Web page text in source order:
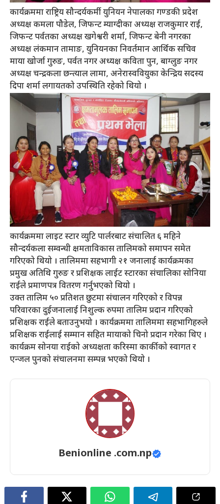
कार्यक्रममा राष्ट्रिय सौन्दर्यकर्मी युनियन नेपालका गण्डकी प्रदेश
अध्यक्ष कमला पौडेल, जिफन्ट म्याग्दीका अध्यक्ष राजकुमार राई,
जिफन्ट पर्वतका अध्यक्ष खगेश्वरी शर्मा, जिफन्ट बेनी नगरका
अध्यक्ष लंकमान तामाङ, युनियनका निवर्तमान आर्थिक सचिव
माया खोर्जा गुरुङ, पर्वत नगर अध्यक्ष कविता पुन, बाग्लुङ नगर
अध्यक्ष चन्द्रकला छन्त्याल लामा, अनेरास्ववियुका केन्द्रिय सदस्य
दिपा शर्मा लगायतको उपस्थिति रहेको थियो ।
कार्यक्रममा लाइट स्टार व्युटि पार्लरबाट संचालित ६ महिने
सौन्दर्यकला सम्वन्धी क्षमताविकास तालिमको समापन समेत
गरिएको थियो । तालिममा सहभागी २१ जनालाई कार्यक्रमका
प्रमुख अतिथि गुरुङ र प्रशिक्षक लाईट स्टारका संचालिका सोनिया
राईले प्रमाणपत्र वितरण गर्नुभएको थियो ।
उक्त तालिम ५० प्रतिशत छुटमा संचालन गरिएको र विपन्न
परिवारका दुईजनालाई निशुल्क रुपमा तालिम प्रदान गरिएको
प्रशिक्षक राईले बताउनुभयो । कार्यक्रममा तालिममा सहभागिहरुले
प्रशिक्षक राईलाई सम्मान सहित मायाको चिनो प्रदान गरेका थिए ।
कार्यक्रम सोनया राईको अध्यक्षता करिस्मा कार्कीको स्वागत र
एन्जल पुनको संचालनमा सम्पन्न भएको थियो ।
Benionline .com.np